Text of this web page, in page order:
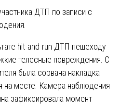
ДТП по записи с
hit-and-run ДТП пешеходу
телесные повреждения. С
была сорвана накладка
на месте. Камера наблюдения
зафиксировала момент